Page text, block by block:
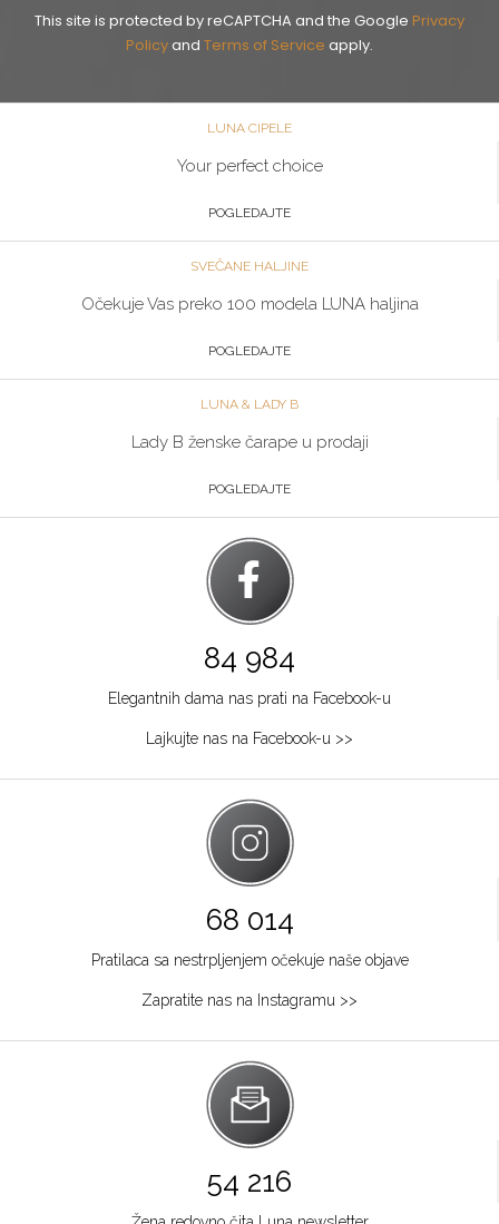
This site is protected by reCAPTCHA and the Google Privacy
Policyand Terms of Service apply.
LUNA CIPELE
Your perfect choice
POGLEDAJTE
SVEČANE HALJINE
Očekuje Vas preko 100 modela LUNA haljina
POGLEDAJTE
LUNA & LADY B
Lady B ženske čarape u prodaji
POGLEDAJTE
84 984
Elegantnih dama nas prati na Facebook-u
Lajkujte nas na Facebook-u >>
68 014
Pratilaca sa nestrpljenjem očekuje naše objave
Zapratite nas na Instagramu >>
54 216